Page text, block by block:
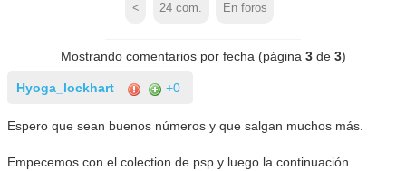
< 24 com. En foros
Mostrando comentarios por fecha (página 3de 3)
Hyoga_lockhart +0
Espero que sean buenos números y que salgan muchos más.
Empecemos con el colection de psp y luego la continuación